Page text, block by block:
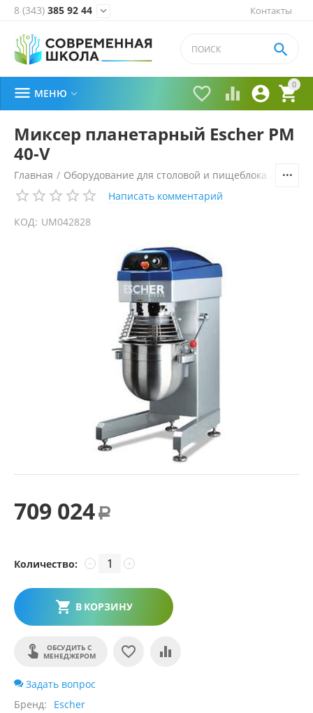
Контакты
8 (343) 385 92 44 
0


 

 МЕНЮ 
Миксер планетарный Escher PM
40-V
Главная / Оборудование для столовой и пищеблока
Написать комментарий
КОД: UM042828
709 024 Р
Количество: +
−
В КОРЗИНУ
ОБСУДИТЬ С
МЕНЕДЖЕРОМ
Задать вопрос
Бренд
Escher